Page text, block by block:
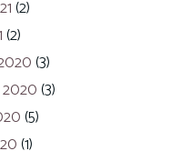
(2)
(2)
(3)
(3)
(5)
(1)